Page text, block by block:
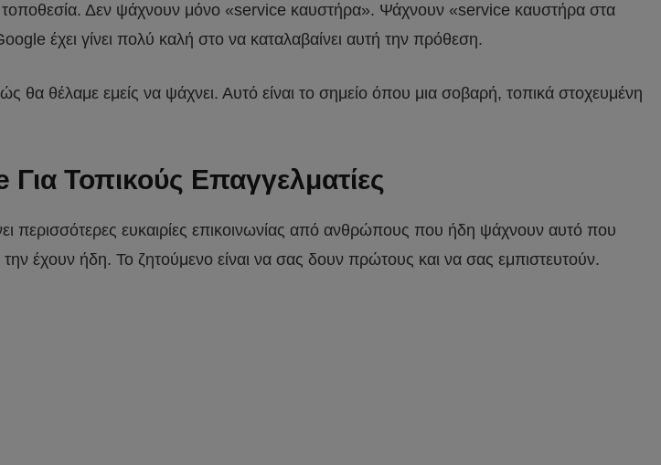
Δεν ψάχνουν μόνο «service καυστήρα». Ψάχνουν «service καυστήρα στα
έχει γίνει πολύ καλή στο να καταλαβαίνει αυτή την πρόθεση.
θα θέλαμε εμείς να ψάχνει. Αυτό είναι το σημείο όπου μια σοβαρή, τοπικά στοχευμένη
Τοπικούς Επαγγελματίες
περισσότερες ευκαιρίες επικοινωνίας από ανθρώπους που ήδη ψάχνουν αυτό που
έχουν ήδη. Το ζητούμενο είναι να σας δουν πρώτους και να σας εμπιστευτούν.